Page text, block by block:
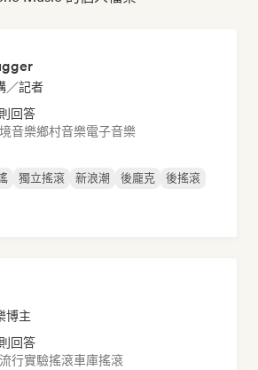
／記者
回答
音樂鄉村音樂電子音樂
獨立搖滾 新浪潮 後龐克
後搖滾
博主
回答
行實驗搖滾車庫搖滾